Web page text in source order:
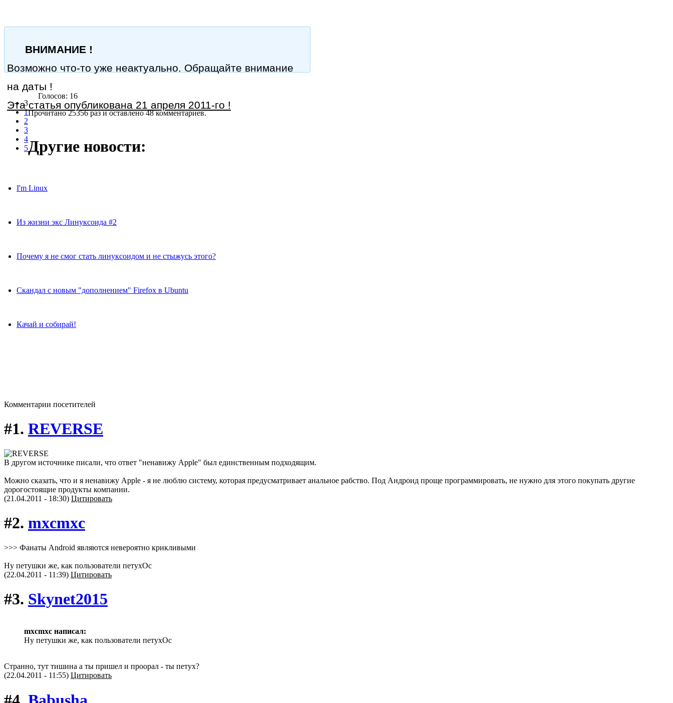
ВНИМАНИЕ !
Возможно что-то уже неактуально. Обращайте внимание
на даты !
Эта статья опубликована 21 апреля 2011-го !
3
1
2
3
4
5
Голосов: 16
Прочитано 25356 рази оставлено 48 комментариев.
Другие новости:
I'm Linux
Из жизни экс Линуксоида #2
Почему я не смог стать линуксоидом и не стыжусь этого?
Скандал с новым "дополнением" Firefox в Ubuntu
Качай и собирай!
Комментарии посетителей
#1. REVERSE
В другом источнике писали, что ответ "ненавижу Apple" был единственным подходящим.
Можно сказать, что и я ненавижу Apple - я не люблю систему, которая предусматривает анальное рабство. Под Андроид проще программировать, не нужно для этого покупать другие
дорогостоящие продукты компании.
(21.04.2011 - 18:30) Цитировать
#2. mxcmxc
>>> Фанаты Android являются невероятно крикливыми
Ну петушки же, как пользователи петухОс
(22.04.2011 - 11:39) Цитировать
#3. Skynet2015
mxcmxc написал:
Ну петушки же, как пользователи петухОс
Странно, тут тишина а ты пришел и проорал - ты петух?
(22.04.2011 - 11:55) Цитировать